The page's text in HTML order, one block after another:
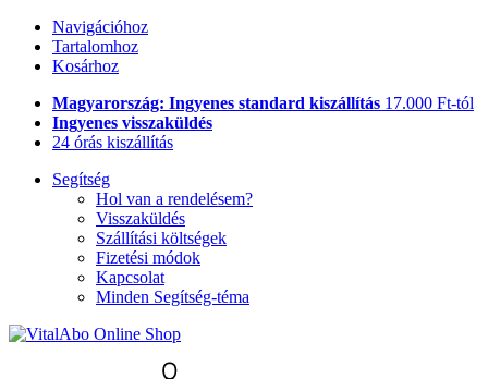
Navigációhoz
Tartalomhoz
Kosárhoz
Magyarország: Ingyenes standard kiszállítás 17.000 Ft-tól
Ingyenes visszaküldés
24 órás kiszállítás
Segítség
Hol van a rendelésem?
Visszaküldés
Szállítási költségek
Fizetési módok
Kapcsolat
Minden Segítség-téma